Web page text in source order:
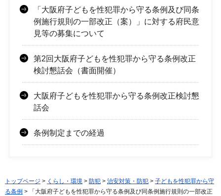
「大阪府子どもを性犯罪から守る条例及び同条
例施行規則の一部改正（案）」に対する府民意
見等の募集について
第2回大阪府子どもを性犯罪から守る条例改正
検討懇話会（書面開催）
大阪府子どもを性犯罪から守る条例改正検討懇
話会
条例制定までの経過
トップページ > くらし・環境 > 防犯 > 治安対策・防犯 > 子どもを性犯罪から守
る条例 > 「大阪府子どもを性犯罪から守る条例及び同条例施行規則の一部改正